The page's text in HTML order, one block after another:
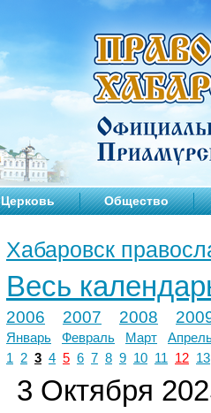
Церковь Общество
Хабаровск
Весь
2006 2007 2008
Январь Февраль Март
1
2 3 4 5 6 7 8 9 10 11 12 13
3 Октября